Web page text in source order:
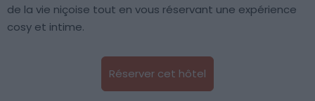
de la vie niçoise tout en vous réservant une expérience
cosy et intime.
Réserver cet hôtel